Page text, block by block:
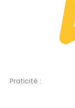
Praticité :